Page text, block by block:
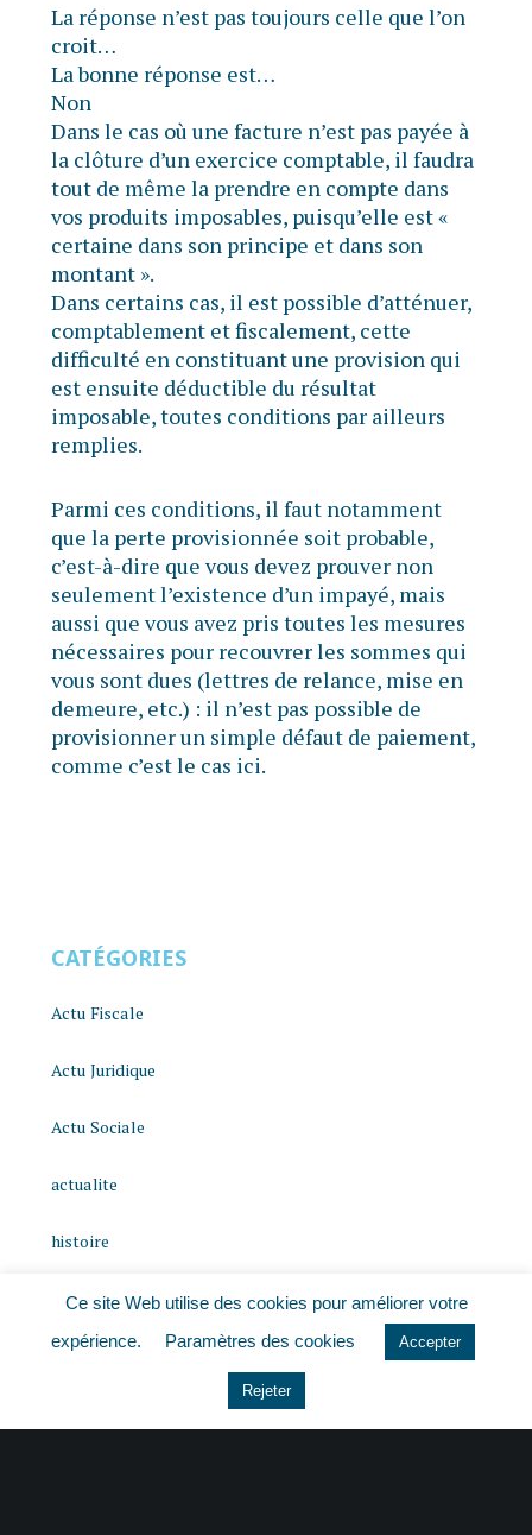
La réponse n’est pas toujours celle que l’on
croit…
La bonne réponse est…
Non
Dans le cas où une facture n’est pas payée à
la clôture d’un exercice comptable, il faudra
tout de même la prendre en compte dans
vos produits imposables, puisqu’elle est «
certaine dans son principe et dans son
montant ».
Dans certains cas, il est possible d’atténuer,
comptablement et fiscalement, cette
difficulté en constituant une provision qui
est ensuite déductible du résultat
imposable, toutes conditions par ailleurs
remplies.
Parmi ces conditions, il faut notamment
que la perte provisionnée soit probable,
c’est-à-dire que vous devez prouver non
seulement l’existence d’un impayé, mais
aussi que vous avez pris toutes les mesures
nécessaires pour recouvrer les sommes qui
vous sont dues (lettres de relance, mise en
demeure, etc.) : il n’est pas possible de
provisionner un simple défaut de paiement,
comme c’est le cas ici.
CATÉGORIES
Actu Fiscale
Actu Juridique
Actu Sociale
actualite
histoire
Le coin du dirigeant
Non classé
Ce site Web utilise des cookies pour améliorer votre
expérience.
Paramètres des cookies Accepter
Rejeter